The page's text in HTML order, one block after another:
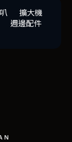
擴大機
週邊配件